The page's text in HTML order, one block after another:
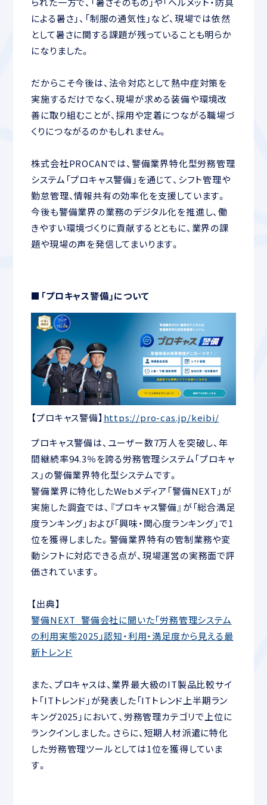
による暑さ」、「制服の通気性」など、現場では依然
として暑さに関する課題が残っていることも明らか
になりました。
だからこそ今後は、法令対応として熱中症対策を
実施するだけでなく、現場が求める装備や環境改
善に取り組むことが、採用や定着につながる職場づ
くりにつながるのかもしれません。
株式会社PROCANでは、警備業界特化型労務管理
システム「プロキャス警備」を通じて、シフト管理や
勤怠管理、情報共有の効率化を支援しています。
今後も警備業界の業務のデジタル化を推進し、働
きやすい環境づくりに貢献するとともに、業界の課
題や現場の声を発信してまいります。
■「プロキャス警備」について
【プロキャス警備】 https://pro-cas.jp/keibi/
プロキャス警備は、ユーザー数7万人を突破し、年
間継続率94.3％を誇る労務管理システム「プロキャ
ス」の警備業界特化型システムです。
警備業界に特化したWebメディア「警備NEXT」が
実施した調査では、『プロキャス警備』が「総合満足
度ランキング」および「興味・関心度ランキング」で1
位を獲得しました。警備業界特有の管制業務や変
動シフトに対応できる点が、現場運営の実務面で評
価されています。
【出典】
警備NEXT_警備会社に聞いた「労務管理システム
の利用実態2025」認知・利用・満足度から見える最
新トレンド
また、プロキャスは、業界最大級のIT製品比較サイ
ト「ITトレンド」が発表した「ITトレンド上半期ラン
キング2025」において、労務管理カテゴリで上位に
ランクインしました。さらに、短期人材派遣に特化
した労務管理ツールとしては1位を獲得していま
す。